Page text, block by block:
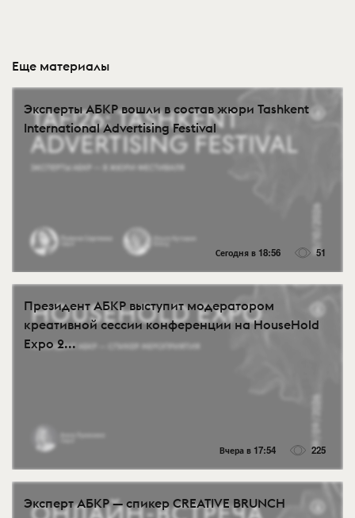
Еще материалы
Эксперты АБКР вошли в состав жюри Tashkent
International Advertising Festival
Сегодня в 18:56 51
Президент АБКР выступит модератором
креативной сессии конференции на HouseHold
Expo 2...
Вчера в 17:54 225
Эксперт АБКР — спикер CREATIVE BRUNCH